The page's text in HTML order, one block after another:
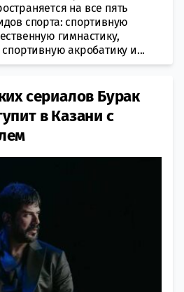
на все пять
спорта: спортивную
гимнастику,
акробатику и...
сериалов Бурак
в Казани с